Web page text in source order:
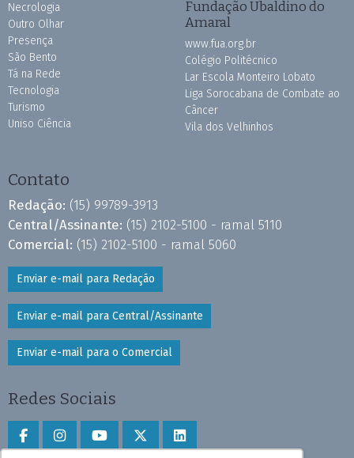
Necrologia
Outro Olhar
Presença
São Bento
Tá na Rede
Tecnologia
Turismo
Uniso Ciência
Fundação Ubaldino do
Amaral
www.fua.org.br
Colégio Politécnico
Lar Escola Monteiro Lobato
Liga Sorocabana de Combate ao
Câncer
Vila dos Velhinhos
Contato
Redação: (15) 99789-3913
Central/Assinante: (15) 2102-5100 - ramal 5110
Comercial: (15) 2102-5100 - ramal 5060
Enviar e-mail para Redação
Enviar e-mail para Central/Assinante
Enviar e-mail para o Comercial
Redes Sociais